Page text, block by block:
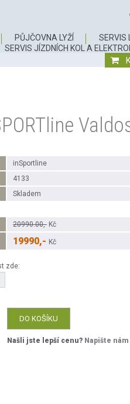
PŮJČOVNA LYŽÍ
SERVIS
SERVIS JÍZDNÍCH KOL A
inSportline
4133
Skladem
20990.00,- Kč
19990,- Kč
zde:
DO KOŠÍKU
Našli jste lepší cenu? Napište nám